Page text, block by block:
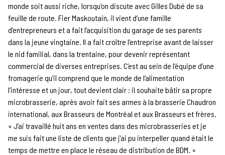
monde soit aussi riche, lorsqu’on discute avec Gilles Dubé de sa
feuille de route. Fier Maskoutain, il vient d’une famille
d’entrepreneurs et a fait l’acquisition du garage de ses parents
dans la jeune vingtaine. Il a fait croître l’entreprise avant de laisser
le nid familial, dans la trentaine, pour devenir représentant
commercial de diverses entreprises. C’est au sein de l’équipe d’une
fromagerie qu’il comprend que le monde de l’alimentation
l’intéresse et un jour, tout devient clair : il souhaite bâtir sa propre
microbrasserie, après avoir fait ses armes à la brasserie Chaudron
international, aux Brasseurs de Montréal et aux Brasseurs et frères.
« J’ai travaillé huit ans en ventes dans des microbrasseries et je
me suis fait une liste de clients que j’ai pu interpeller quand était le
temps de mettre en place le réseau de distribution de BDM. »